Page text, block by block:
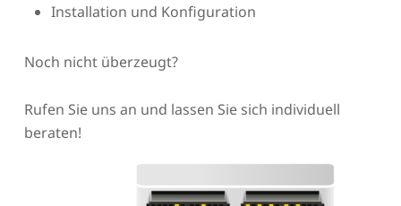
Installation und Konfiguration
Noch nicht überzeugt?
Rufen Sie uns an und lassen Sie sich individuell
beraten!